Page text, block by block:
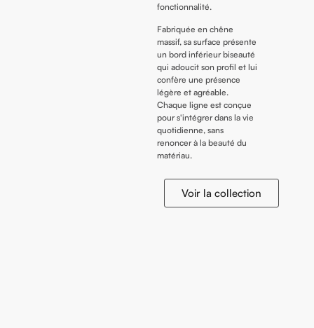
fonctionnalité.
Fabriquée en chêne
massif, sa surface présente
un bord inférieur biseauté
qui adoucit son profil et lui
confère une présence
légère et agréable.
Chaque ligne est conçue
pour s'intégrer dans la vie
quotidienne, sans
renoncer à la beauté du
matériau.
Voir la collection